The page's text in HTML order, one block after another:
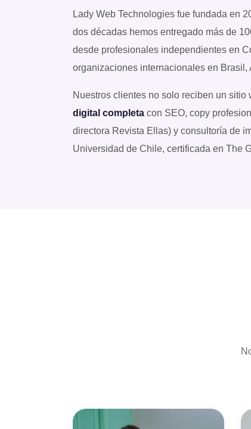
Lady Web Technologies fue fundada en
dos décadas hemos entregado más de
desde profesionales independientes en
organizaciones internacionales en Brasil,
Nuestros clientes no solo reciben un
digital completa con SEO, copy
directora Revista Ellas) y consultoría de
Universidad de Chile, certificada en The